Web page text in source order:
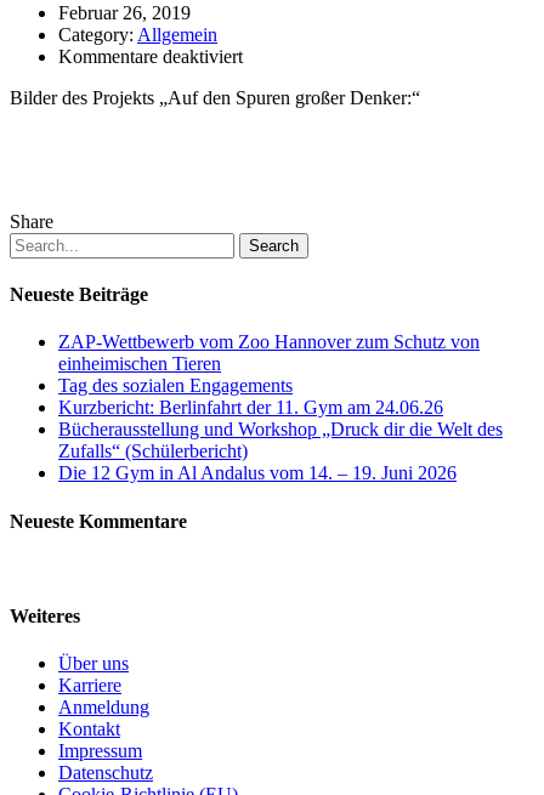
Februar 26, 2019
Category: Allgemein
Kommentare deaktiviertfür
den
Bilder des Projekts „Auf den Spuren großer Denker:“
Share
Search
Neueste Beiträge
ZAP-Wettbewerb vom Zoo Hannover zum Schutz von
einheimischen Tieren
Tag des sozialen Engagements
Kurzbericht: Berlinfahrt der 11. Gym am 24.06.26
Bücherausstellung und Workshop „Druck dir die Welt des
Zufalls“ (Schülerbericht)
Die 12 Gym in Al Andalus vom 14. – 19. Juni 2026
Neueste Kommentare
Weiteres
Über uns
Karriere
Anmeldung
Kontakt
Impressum
Datenschutz